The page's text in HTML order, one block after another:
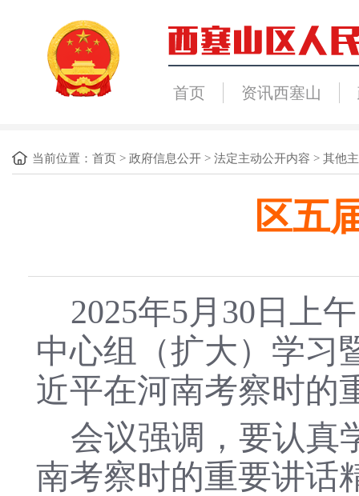
首页 资讯西塞山
当前位置： 首页 > 政府信息公开 > 法定主动公开内容 > 其他
区五
2025年5月30日上
中心组（扩大）学习
近平在河南考察时的
会议强调，要认真
南考察时的重要讲话